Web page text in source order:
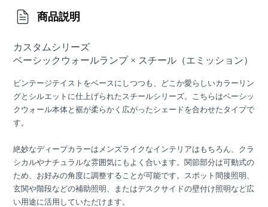
商品説明
カスタムシリーズ
ベーシックウォールランプ × スチール（エミッション）
ビンテージテイストをベースにしつつも、どこか愛らしいカラーリン
グとシルエットに仕上げられたスチールシリーズ。こちらはベーシッ
クウォール本体と裾が柔らかく広がったシェードを合わせたタイプで
す。
絶妙なディープカラーはメンズライクなインテリアはもちろん、クラ
シカルやナチュラルな雰囲気にもよく合います。関節部分は可動式の
ため、お好みの角度に調整することが可能です。スポット間接照明、
玄関や階段などの補助照明、またはデスクサイドの壁付け照明など広
い用途に活用していただけます。